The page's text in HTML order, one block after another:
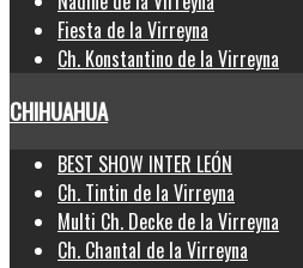
Fiesta de la Virreyna
Ch. Konstantino de la Virreyna
CHIHUAHUA
BEST SHOW INTER LEÓN
Ch. Tintin de la Virreyna
Multi Ch. Decke de la Virreyna
Ch. Chantal de la Virreyna